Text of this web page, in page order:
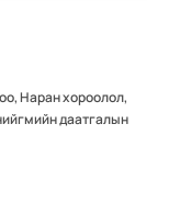
Наран хороолол,
даатгалын